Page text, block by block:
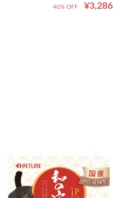
¥3,286
40% OFF